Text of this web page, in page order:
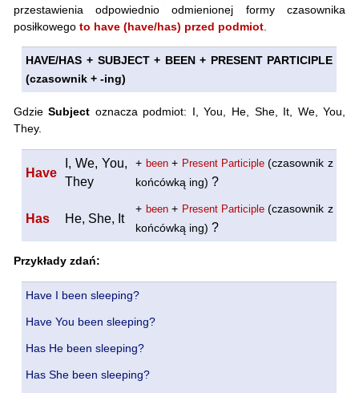
przestawienia odpowiednio odmienionej formy czasownika
posiłkowego to have (have/has) przed podmiot.
HAVE/HAS + SUBJECT + BEEN + PRESENT PARTICIPLE
(czasownik + -ing)
GdzieSubject oznacza podmiot: I, You, He, She, It, We, You,
They.
Have
I, We, You,
They
+ been+ Present Participle(czasownik z
końcówką ing)?
Has He, She, It
+ been+ Present Participle(czasownik z
końcówką ing)?
Przykłady zdań:
Have I been sleeping?
Have You been sleeping?
Has He been sleeping?
Has She been sleeping?